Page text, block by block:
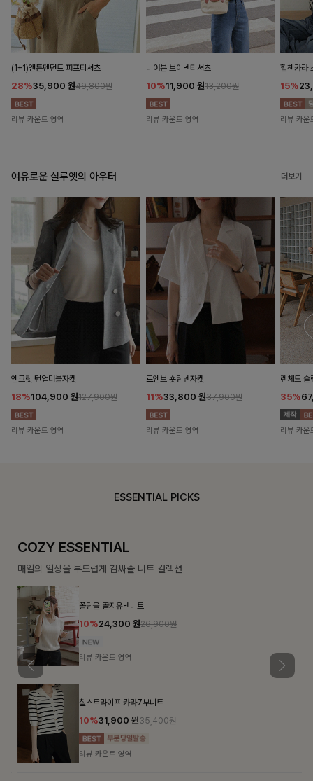
(1+1)앤튼펜던트 퍼프티셔츠
28%35,900 원49,800원
리뷰 카운트 영역
니어븐 브이넥티셔츠
10%11,900 원13,200원
리뷰 카운트 영역
힐첸카라
15%
리뷰 카운
여유로운 실루엣의 아우터 더보기
엔크릿 턴업더블자켓
18%104,900 원127,900원
리뷰 카운트 영역
로엔브 숏린넨자켓
11%33,800 원37,900원
리뷰 카운트 영역
렌체드
35%
리뷰 카운
ESSENTIAL PICKS
COZY ESSENTIAL
매일의 일상을 부드럽게 감싸줄 니트 컬렉션
폴딘울 골지유넥니트
10%24,300원26,900원
리뷰 카운트 영역
칠스트라이프 카라7부니트
10%31,900원35,400원
리뷰 카운트 영역